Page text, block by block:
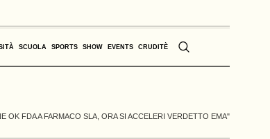
SCUOLA SPORTS SHOW EVENTS CRUDITÈ
OK FDA A FARMACO SLA, ORA SI ACCELERI VERDETTO EMA"